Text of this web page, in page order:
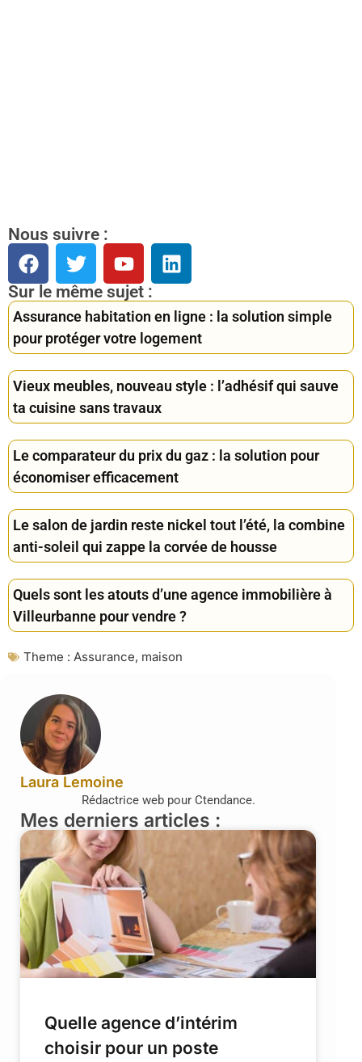
Nous suivre :
Sur le même sujet :
Assurance habitation en ligne : la solution simple
pour protéger votre logement
Vieux meubles, nouveau style : l’adhésif qui sauve
ta cuisine sans travaux
Le comparateur du prix du gaz : la solution pour
économiser efficacement
Le salon de jardin reste nickel tout l’été, la combine
anti-soleil qui zappe la corvée de housse
Quels sont les atouts d’une agence immobilière à
Villeurbanne pour vendre ?
Theme : Assurance, maison
Laura Lemoine
Rédactrice web pour Ctendance.
Mes derniers articles :
Quelle agence d’intérim
choisir pour un poste